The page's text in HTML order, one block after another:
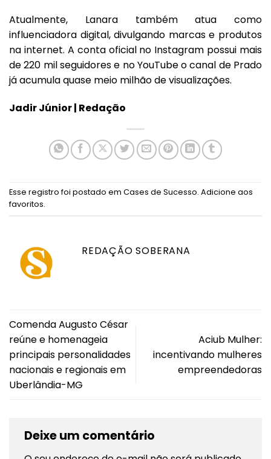
Atualmente, Lanara também atua como
influenciadora digital, divulgando marcas e produtos
na internet. A conta oficial no Instagram possui mais
de 220 mil seguidores e no YouTube o canal de Prado
já acumula quase meio milhão de visualizações.
Jadir Júnior | Redação
Esse registro foi postado em Cases de Sucesso. Adicione aos
favoritos.
REDAÇÃO SOBERANA
Comenda Augusto César
reúne e homenageia
principais personalidades
nacionais e regionais em
Uberlândia-MG
Aciub Mulher:
incentivando mulheres
empreendedoras
Deixe um comentário